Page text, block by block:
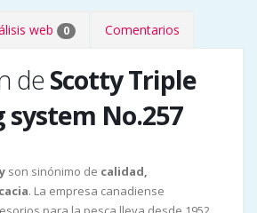
web 0 Comentarios
deScotty Triple
No.257
son sinónimo de calidad,
. La empresa canadiense